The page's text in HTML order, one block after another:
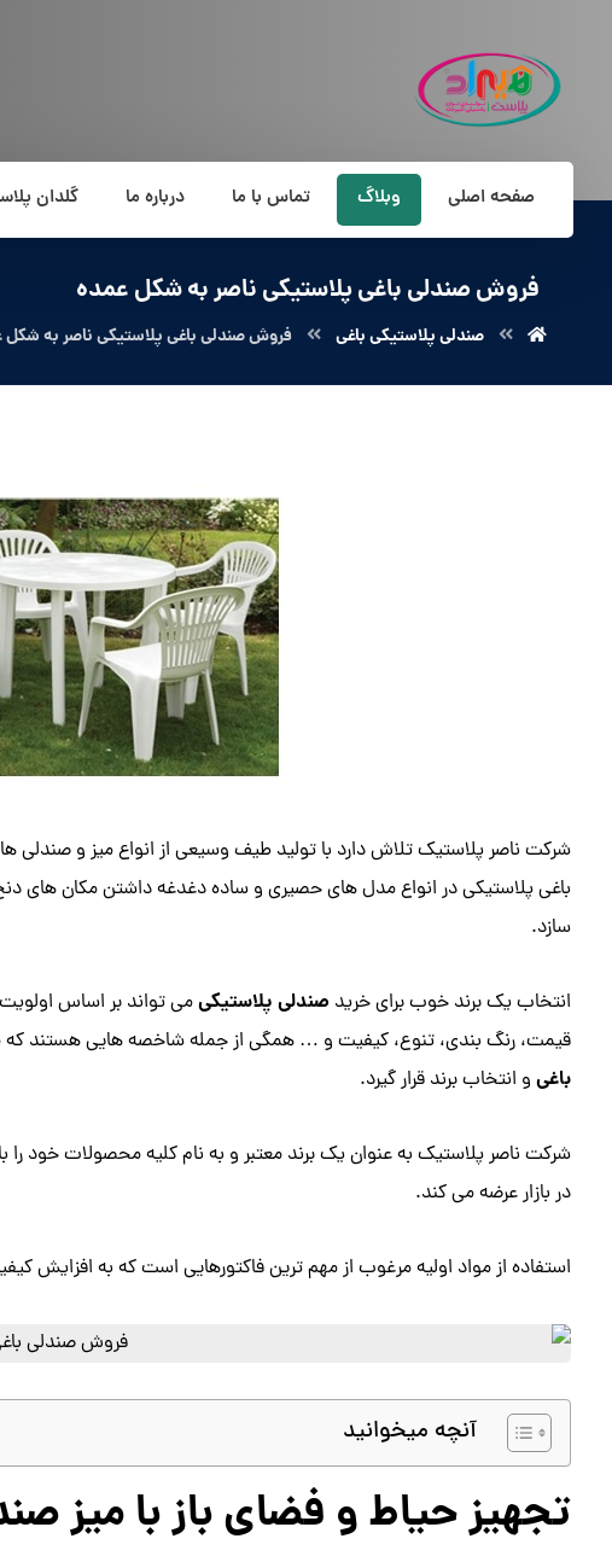
صفحه اصلی وبلاگ تماس با ما درباره ما گلدان
فروش صندلی باغی پلاستیکی ناصر به شکل عمده
صندلی پلاستیکی باغی فروش صندلی باغی پلاستیکی ناصر به شکل
شرکت ناصر پلاستیک تلاش دارد با تولید طیف وسیعی از انواع میز و
باغی پلاستیکی در انواع مدل های حصیری و ساده دغدغه داشتن مکان های
سازد.
انتخاب یک برند خوب برای خرید صندلی پلاستیکیمی تواند بر اساس اولویت
قیمت، رنگ بندی، تنوع، کیفیت و … همگی از جمله شاخصه هایی هستند که
باغیو انتخاب برند قرار گیرد.
شرکت ناصر پلاستیک به عنوان یک برند معتبر و به نام کلیه محصولات خود را
در بازار عرضه می کند.
استفاده از مواد اولیه مرغوب از مهم ترین فاکتورهایی است که به
آنچه میخوانید
تجهیز حیاط و فضای باز با میز